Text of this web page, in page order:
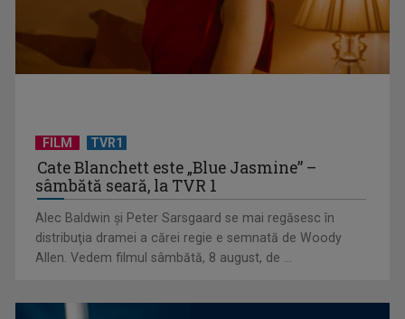
„E cool să fii cult!”, în curând la TVR 1 și TVR 2
FILM TVR1
Cate Blanchett este „Blue Jasmine” –
sâmbătă seară, la TVR 1
Alec Baldwin şi Peter Sarsgaard se mai regăsesc în
distribuţia dramei a cărei regie e semnată de Woody
Allen. Vedem filmul sâmbătă, 8 august, de ...